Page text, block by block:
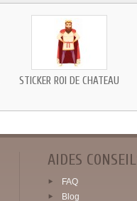
STICKER ROI DE CHATEAU
AIDES
FAQ
Blog